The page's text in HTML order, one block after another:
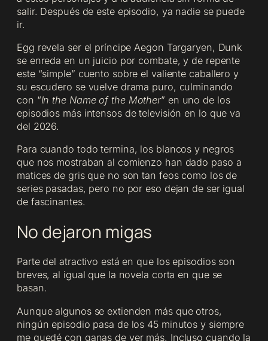
salir. Después de este episodio, ya nadie se puede
ir.
Egg revela ser el príncipe Aegon Targaryen, Dunk
se enreda en un juicio por combate, y de repente
este “simple” cuento sobre el valiente caballero y
su escudero se vuelve drama puro, culminando
con “In the Name of the Mother” en uno de los
episodios más intensos de televisión en lo que va
del 2026.
Para cuando todo termina, los blancos y negros
que nos mostraban al comienzo han dado paso a
matices de gris que no son tan feos como los de
series pasadas, pero no por eso dejan de ser igual
de fascinantes.
No dejaron migas
Parte del atractivo está en que los episodios son
breves, al igual que la novela corta en que se
basan.
Aunque algunos se extienden más que otros,
ningún episodio pasa de los 45 minutos y siempre
me quedé con ganas de ver más. Incluso cuando la